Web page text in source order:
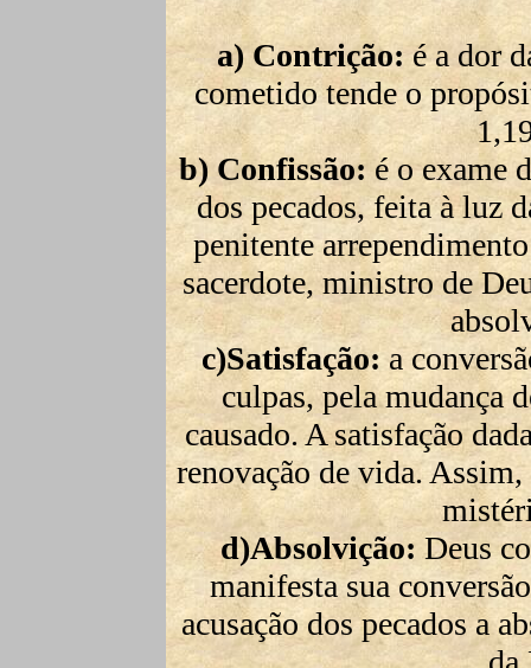
a) Contrição: é a dor
cometido tende o
b) Confissão: é o exame
dos pecados, feita à luz
penitente
sacerdote, ministro de
c)Satisfação: a
culpas, pela mudança
causado. A satisfação
renovação de vida.
d)Absolvição: Deus
manifesta sua
acusação dos pecados a